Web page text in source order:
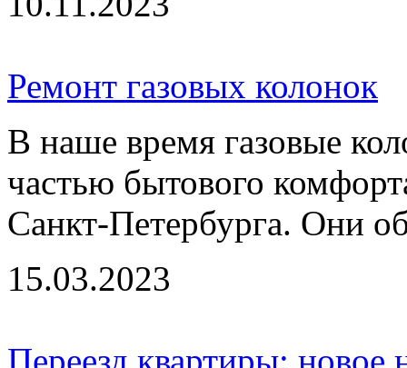
Ремонт газовых колонок
В наше время газовые
частью бытового
Санкт-Петербурга. Они
15.03.2023